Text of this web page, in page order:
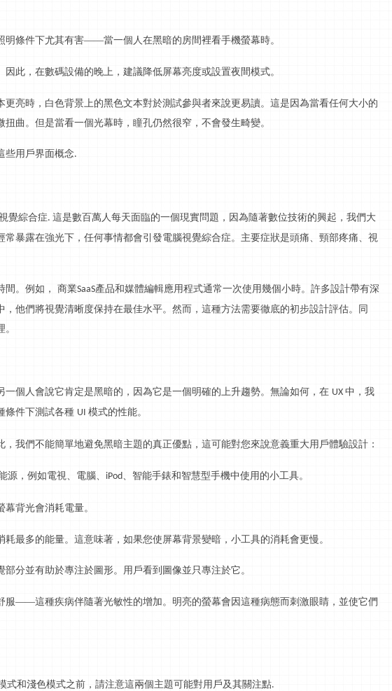
明條件下尤其有害——當一個人在黑暗的房間裡看手機螢幕時。
此，在數碼設備的晚上，建議降低屏幕亮度或設置夜間模式。
亮時，白色背景上的黑色文本對於測試參與者來說更易讀。這是因為當看任何大小的
曲。但是當看一個光幕時，瞳孔仍然很窄，不會發生畸變。
些用戶界面概念.
覺綜合症. 這是數百萬人每天面臨的一個現實問題，因為隨著數位技術的興起，我們大
暴露在強光下，任何事情都會引發電腦視覺綜合症。主要症狀是頭痛、頸部疼痛、視
。例如， 商業SaaS產品和媒體編輯應用程式通常一次使用幾個小時。許多設計帶有深
他們將視覺清晰度保持在最佳水平。然而，這種方法需要徹底的初步設計評估。同
個人會說它肯定是黑暗的，因為它是一個明確的上升趨勢。無論如何，在 UX 中，我
條件下測試各種 UI 模式的性能。
我們不能簡單地避免黑暗主題的真正優點，這可能對您來說意義重大用戶體驗設計：
源，例如電視、電腦、 iPod 、智能手錶和智慧型手機中使用的小工具。
背光會消耗電量。
最多的能量。這意味著，如果您使屏幕背景變暗，小工具的消耗會更慢。
分並有助於專注於圖形。用戶看到圖像並只專注於它。
服——這種疾病伴隨著光敏性的增加。明亮的螢幕會因這種病態而刺激眼睛，並使它們
式和淺色模式之前，請注意這兩個主題可能對用戶及其關注點.